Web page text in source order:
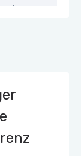
-
zogg_slid
knupp_sli